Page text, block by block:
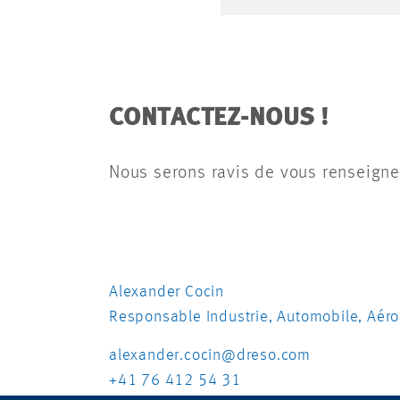
CONTACTEZ-NOUS !
Nous serons ravis de vous
Alexander Cocin
Responsable Industrie, Automobile,
alexander.cocin@dreso.com
+41 76 412 54 31